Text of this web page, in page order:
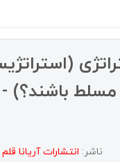
مسلط
ناشر: انتشارات آريانا قلم